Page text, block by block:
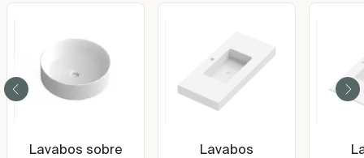
Lavabos sobre
Lavabos